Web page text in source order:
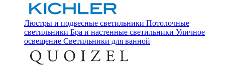
Люстры и подвесные светильники Потолочные
светильники Бра и настенные светильники Уличное
освещение Светильники для ванной